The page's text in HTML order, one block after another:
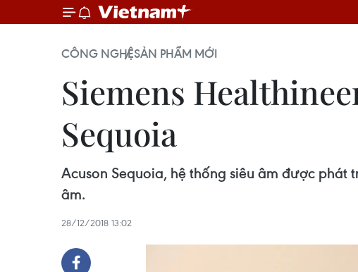
CÔNG NGHỆSẢN PHẨM MỚI
Siemens
Sequoia
Acuson Sequoia, hệ thống siêu âm được
âm.
28/12/2018 13:02